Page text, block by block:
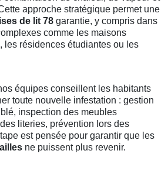
approche stratégique permet une
de lit 78 garantie, y compris dans
comme les maisons
les résidences étudiantes ou les
équipes conseillent les habitants
toute nouvelle infestation : gestion
inspection des meubles
literies, prévention lors des
est pensée pour garantir que les
ne puissent plus revenir.